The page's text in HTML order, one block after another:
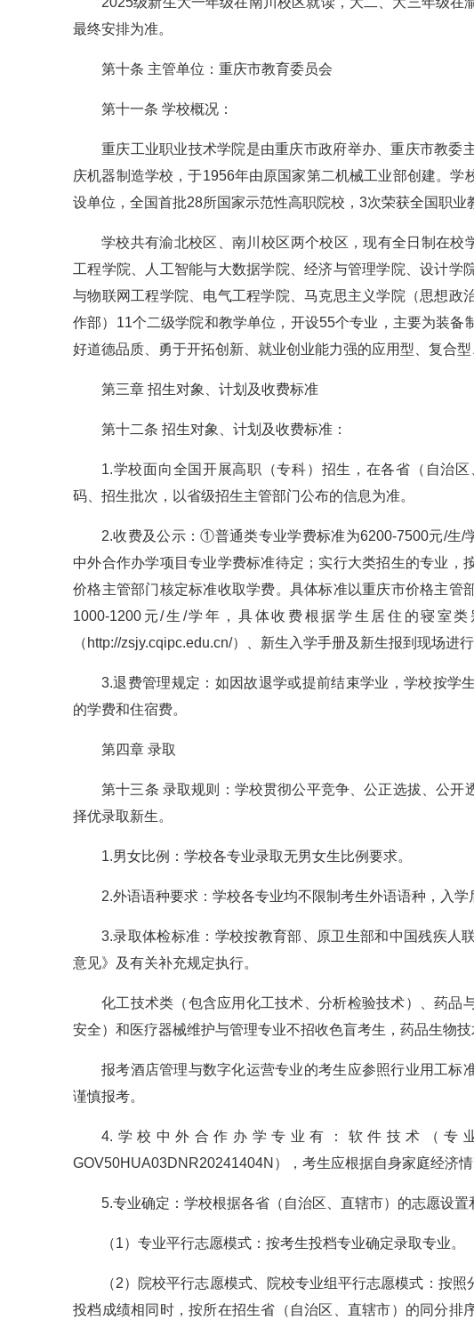
最终安排为准。
第十条 主管单位：重庆市教育委员会
第十一条 学校概况：
重庆工业职业技术学院是由重庆市政府举办、重庆市教委
庆机器制造学校，于1956年由原国家第二机械工业部创建。
设单位，全国首批28所国家示范性高职院校，3次荣获全国职业
学校共有渝北校区、南川校区两个校区，现有全日制在校
工程学院、人工智能与大数据学院、经济与管理学院、设计学
与物联网工程学院、电气工程学院、马克思主义学院（思想政
作部）11个二级学院和教学单位，开设55个专业，主要为装备
好道德品质、勇于开拓创新、就业创业能力强的应用型、复合型
第三章 招生对象、计划及收费标准
第十二条 招生对象、计划及收费标准：
1.学校面向全国开展高职（专科）招生，在各省（自治
码、招生批次，以省级招生主管部门公布的信息为准。
2.收费及公示：①普通类专业学费标准为6200-7500元/生/
中外合作办学项目专业学费标准待定；实行大类招生的专业，
价格主管部门核定标准收取学费。具体标准以重庆市价格主
1000-1200元/生/学年，具体收费根据学生居住的寝室
（http://zsjy.cqipc.edu.cn/）、新生入学手册及新生报到现场进行
3.退费管理规定：如因故退学或提前结束学业，学校按学
的学费和住宿费。
第四章 录取
第十三条 录取规则：学校贯彻公平竞争、公正选拔、公开
择优录取新生。
1.男女比例：学校各专业录取无男女生比例要求。
2.外语语种要求：学校各专业均不限制考生外语语种，入学
3.录取体检标准：学校按教育部、原卫生部和中国残疾人
意见》及有关补充规定执行。
化工技术类（包含应用化工技术、分析检验技术）、药品
安全）和医疗器械维护与管理专业不招收色盲考生，药品生物技
报考酒店管理与数字化运营专业的考生应参照行业用工标
谨慎报考。
4.学校中外合作办学专业有：软件技术（专
GOV50HUA03DNR20241404N），考生应根据自身家庭经济情
5.专业确定：学校根据各省（自治区、直辖市）的志愿设置
（1）专业平行志愿模式：按考生投档专业确定录取专业。
（2）院校平行志愿模式、院校专业组平行志愿模式：按
投档成绩相同时，按所在招生省（自治区、直辖市）的同分排